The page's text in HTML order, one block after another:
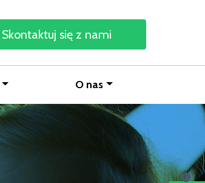
Skontaktuj się z nami
O nas